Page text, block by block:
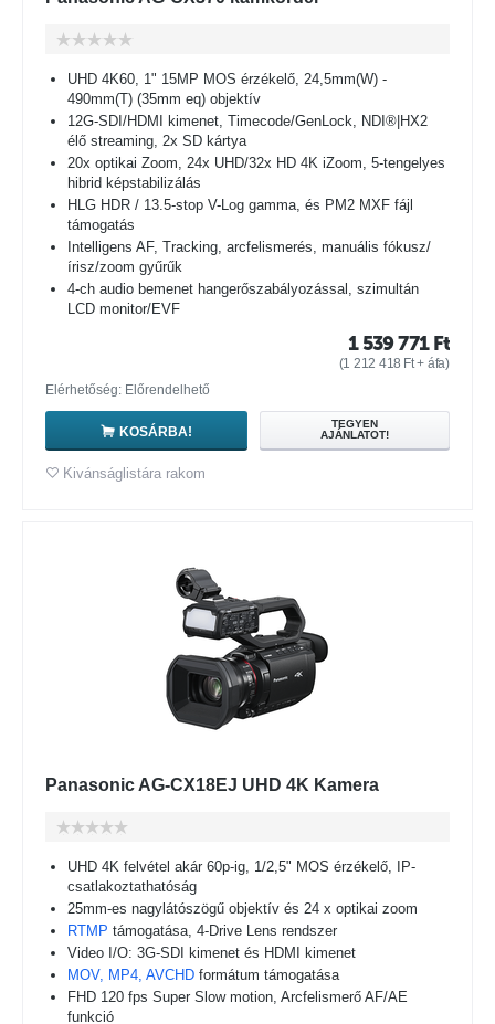
UHD 4K60, 1" 15MP MOS érzékelő, 24,5mm(W) -
490mm(T) (35mm eq) objektív
12G-SDI/HDMI kimenet, Timecode/GenLock, NDI®|HX2
élő streaming, 2x SD kártya
20x optikai Zoom, 24x UHD/32x HD 4K iZoom, 5-tengelyes
hibrid képstabilizálás
HLG HDR / 13.5-stop V-Log gamma, és PM2 MXF fájl
támogatás
Intelligens AF, Tracking, arcfelismerés, manuális fókusz/
írisz/zoom gyűrűk
4-ch audio bemenet hangerőszabályozással, szimultán
LCD monitor/EVF
1 539 771 Ft
(1 212 418 Ft+ áfa)
Elérhetőség: Előrendelhető
KOSÁRBA!
TEGYEN
AJÁNLATOT!
Kivánságlistára rakom
Panasonic AG-CX18EJ UHD 4K Kamera
UHD 4K felvétel akár 60p-ig, 1/2,5" MOS érzékelő, IP-
csatlakoztathatóság
25mm-es nagylátószögű objektív és 24 x optikai zoom
RTMP támogatása, 4-Drive Lens rendszer
Video I/O: 3G-SDI kimenet és HDMI kimenet
MOV, MP4, AVCHD formátum támogatása
FHD 120 fps Super Slow motion, Arcfelismerő AF/AE
funkció